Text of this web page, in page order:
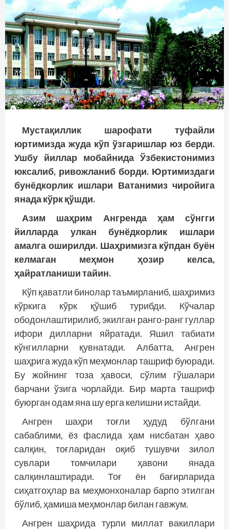
Мустақиллик шарофати туфайли
юртимизда жуда кўп ўзгаришлар юз берди.
Ушбу йиллар мобайнида Ўзбекистонимиз
юксалиб, ривожланиб борди. Юртимиздаги
бунёдкорлик ишлари Ватанимиз чиройига
янада кўрк қўшди.
Азим шаҳрим Ангренда ҳам сўнгги
йилларда улкан бунёдкорлик ишлари
амалга оширилди. Шаҳримизга кўпдан буён
келмаган меҳмон ҳозир келса,
ҳайратланиши тайин.
Кўп қаватли бинолар таъмирланиб, шаҳримиз
кўркига кўрк қўшиб турибди. Кўчалар
ободонлаштирилиб, экилган ранго-ранг гуллар
ифори дилларни яйратади. Яшил табиати
кўнгилларни қувнатади. Албатта, Ангрен
шаҳрига жуда кўп меҳмонлар ташриф буюради.
Бу жойнинг тоза ҳавоси, сўлим гўшалари
барчани ўзига чорлайди. Бир марта ташриф
буюрган одам яна шу ерга келишни истайди.
Ангрен шаҳри тоғли ҳудуд бўлгани
сабаблими, ёз фаслида ҳам нисбатан ҳаво
салқин, тоғларидан оқиб тушувчи зилол
сувлари томчилари ҳавони янада
салқинлаштиради. Тоғ ён бағирларида
сиҳатгоҳлар ва меҳмонхоналар барпо этилган
бўлиб, ҳамиша меҳмонлар билан гавжум.
Ангрен шаҳрида турли миллат вакиллари